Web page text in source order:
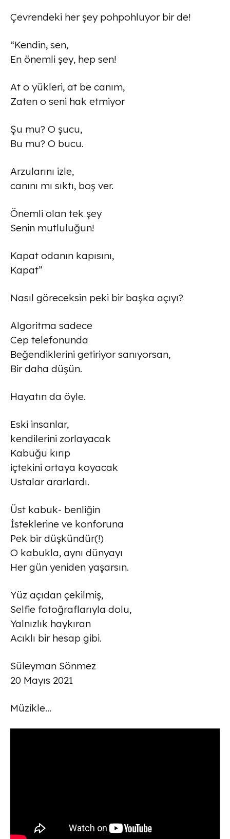
Çevrendeki her şey pohpohluyor bir de!
“Kendin, sen,
En önemli şey, hep sen!
At o yükleri, at be canım,
Zaten o seni hak etmiyor
Şu mu? O şucu,
Bu mu? O bucu.
Arzularını izle,
canını mı sıktı, boş ver.
Önemli olan tek şey
Senin mutluluğun!
Kapat odanın kapısını,
Kapat”
Nasıl göreceksin peki bir başka açıyı?
Algoritma sadece
Cep telefonunda
Beğendiklerini getiriyor sanıyorsan,
Bir daha düşün.
Hayatın da öyle.
Eski insanlar,
kendilerini zorlayacak
Kabuğu kırıp
içtekini ortaya koyacak
Ustalar ararlardı.
Üst kabuk- benliğin
İsteklerine ve konforuna
Pek bir düşkündür(!)
O kabukla, aynı dünyayı
Her gün yeniden yaşarsın.
Yüz açıdan çekilmiş,
Selfie fotoğraflarıyla dolu,
Yalnızlık haykıran
Acıklı bir hesap gibi.
Süleyman Sönmez
20 Mayıs 2021
Müzikle…